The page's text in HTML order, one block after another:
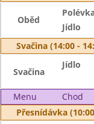
Oběd
Jídlo
Svačina (14:00 -
Svačina
Jídlo
Menu Chod
Přesnídávka